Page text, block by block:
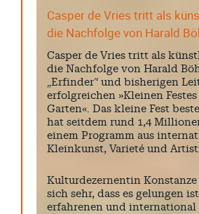
Casper de Vries tritt als
die Nachfolge von Harald
Casper de Vries tritt als
die Nachfolge von Harald
„Erfinder“ und bisherigen
erfolgreichen »Kleinen
Garten«. Das kleine Fest
hat seitdem rund 1,4
einem Programm aus
Kleinkunst, Varieté und
Kulturdezernentin
sich sehr, dass es gelungen
erfahrenen und international